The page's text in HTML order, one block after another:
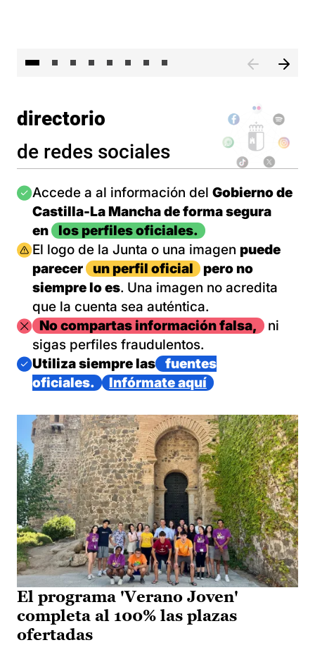
directorio
de redes sociales
Imagen
Accede a al información del Gobierno de
Castilla-La Mancha de forma segura
en
los perfiles oficiales.
Imagen
El logo de la Junta o una imagen puede
parecer
un perfil oficial
pero no
siempre lo es. Una imagen no acredita
que la cuenta sea auténtica.
ImagenNo compartas información falsa,
ni
sigas perfiles fraudulentos.
Imagen
Utiliza siempre las
fuentes
oficiales.
Infórmate aquí
El programa 'Verano Joven'
completa al 100% las plazas
ofertadas